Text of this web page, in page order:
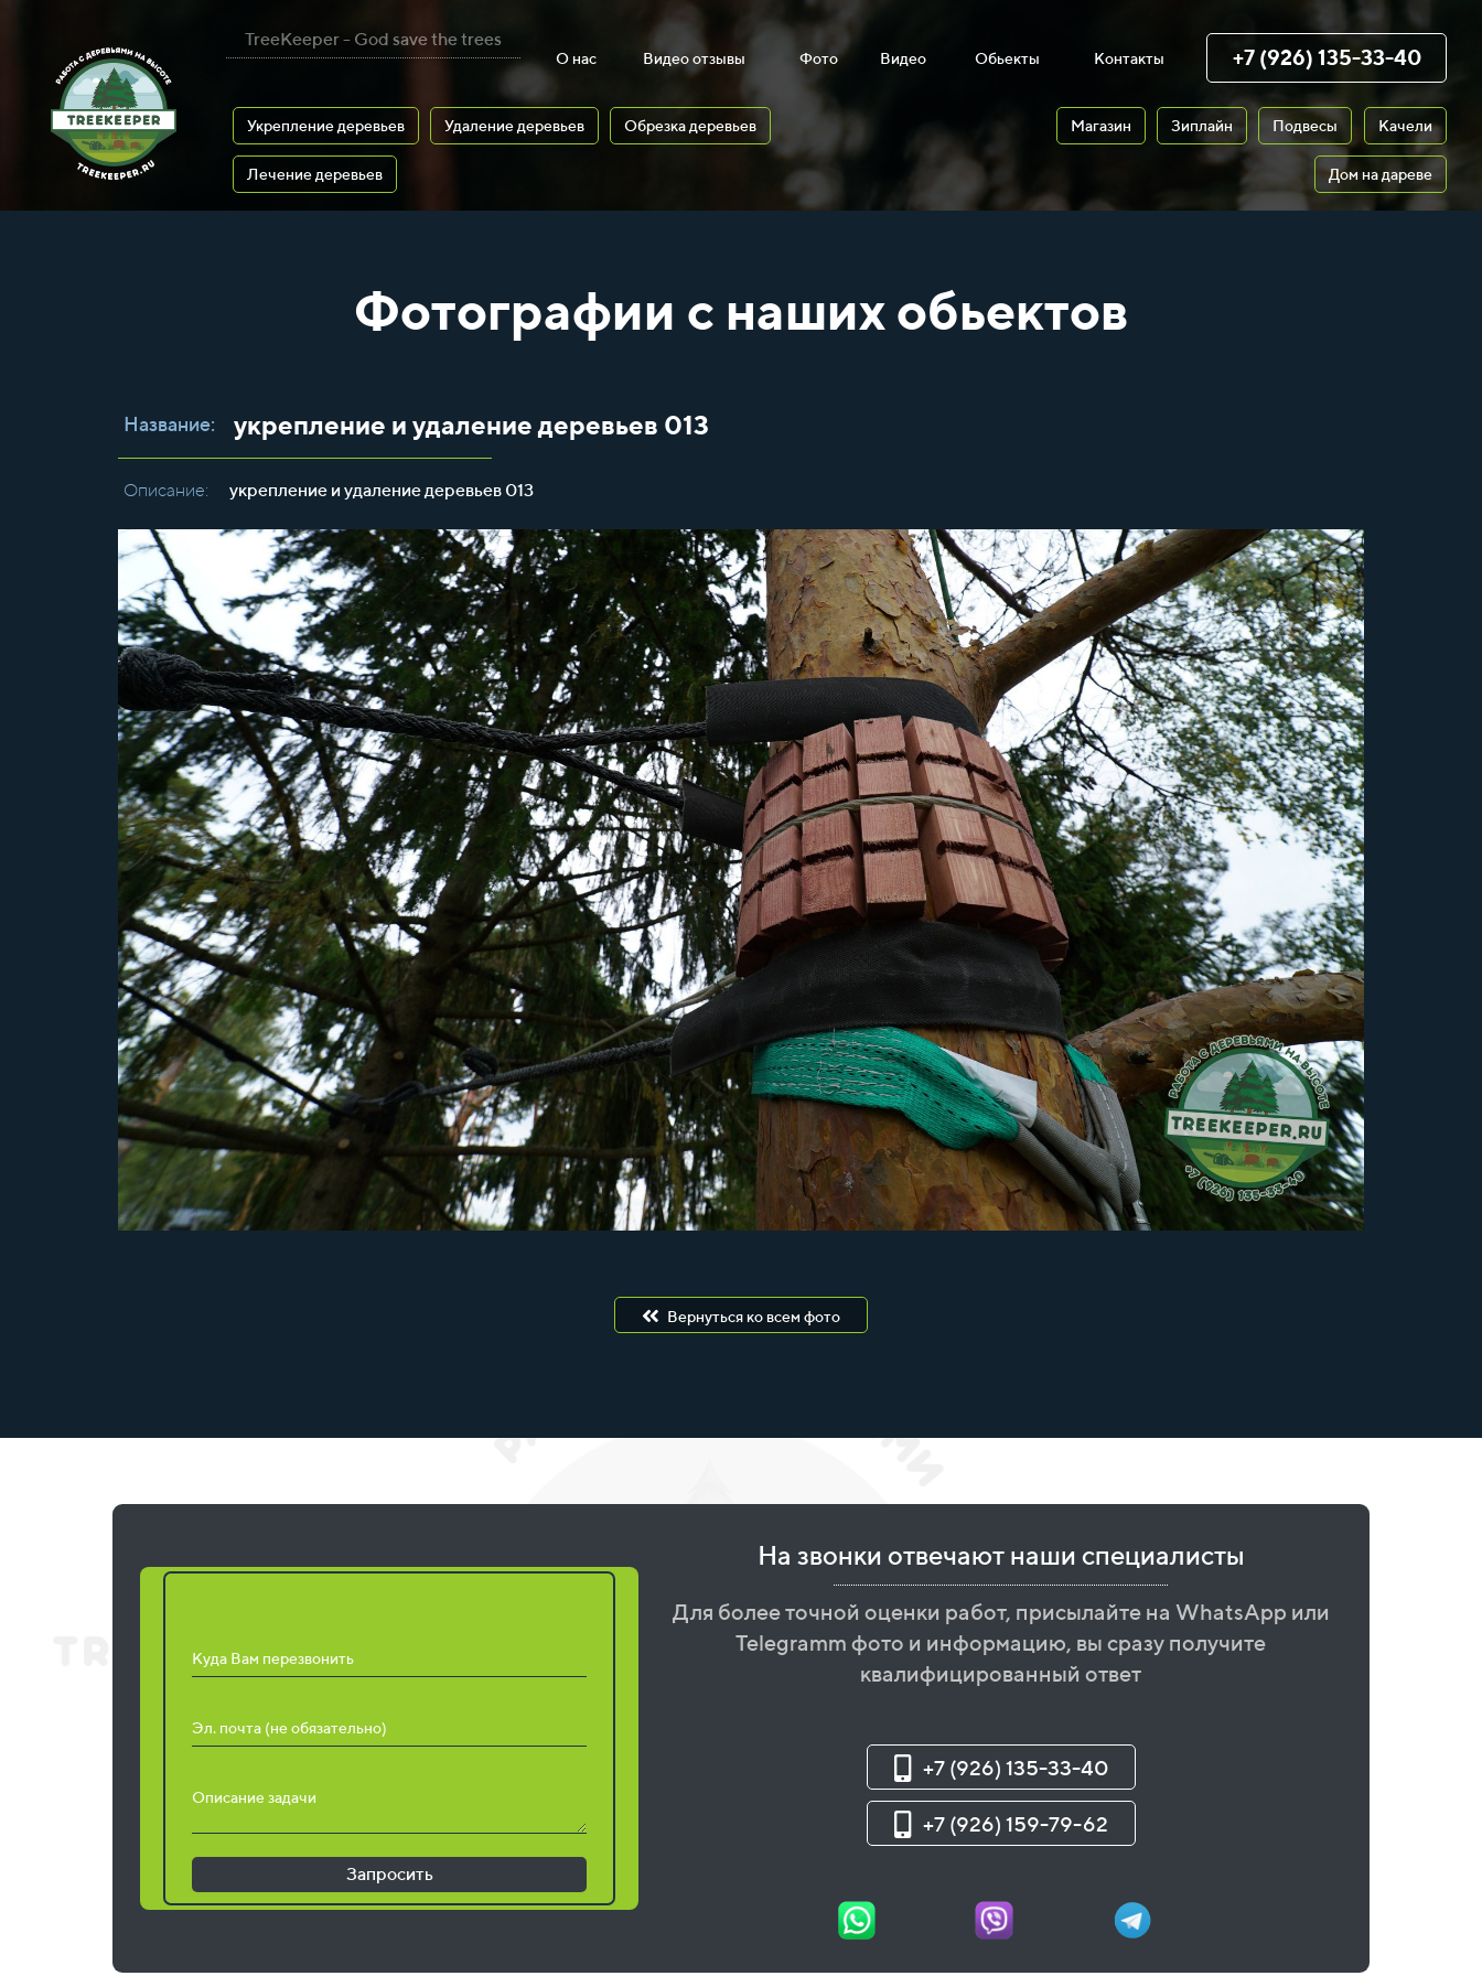
TreeKeeper - God save the trees
О нас Видео отзывы Фото Видео Обьекты Контакты +7 (926) 135-33-40
Укрепление деревьев Удаление деревьев Обрезка деревьев
Лечение деревьев
Магазин Зиплайн Подвесы Качели
Дом на дареве
Фотографии с наших обьектов
Название: укрепление и удаление деревьев 013
Описание: укрепление и удаление деревьев 013
Вернуться ко всем фото
Куда Вам перезвонить
Эл. почта (не обязательно)
Описание задачи
Запросить
На звонки отвечают наши специалисты
Для более точной оценки работ, присылайте на WhatsApp или
Telegramm фото и информацию, вы сразу получите
квалифицированный ответ
+7 (926) 135-33-40
+7 (926) 159-79-62